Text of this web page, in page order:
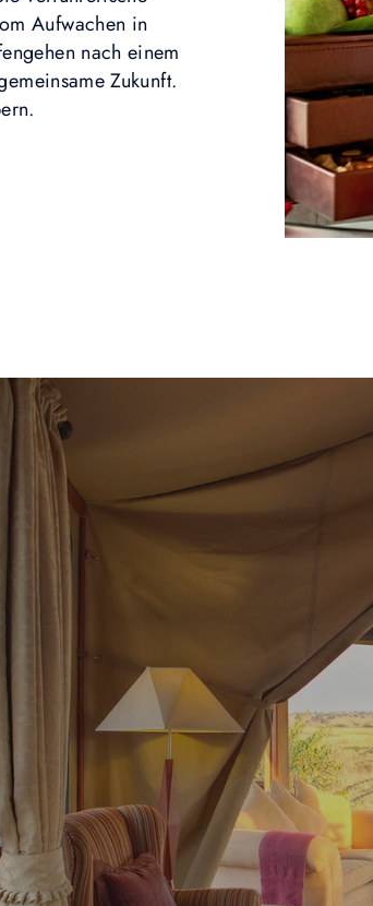
Aufwachen in
nach einem
Zukunft.